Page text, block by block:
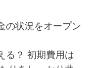
の状況をオープン
る？ 初期費用は